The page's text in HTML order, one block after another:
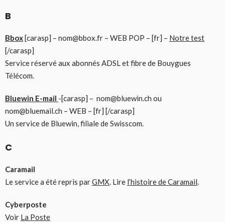
B
Bbox[carasp] – nom@bbox.fr – WEB POP – [fr] – Notre test
[/carasp]
Service réservé aux abonnés ADSL et fibre de Bouygues
Télécom.
Bluewin E-mail -[carasp] – nom@bluewin.ch ou
nom@bluemail.ch – WEB – [fr] [/carasp]
Un service de Bluewin, filiale de Swisscom.
C
Caramail
Le service a été repris parGMX. Lire l’histoire de Caramail.
Cyberposte
Voir La Poste